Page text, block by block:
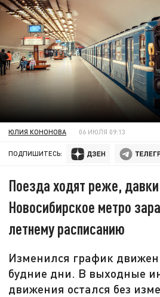
ЮЛИЯ КОНОНОВА 06 ИЮЛЯ 09:13
ПОДПИШИТЕСЬ:
Поезда ходят реже,
Новосибирское метро
летнему расписанию
Изменился график
будние дни. В выходные
движения остался без